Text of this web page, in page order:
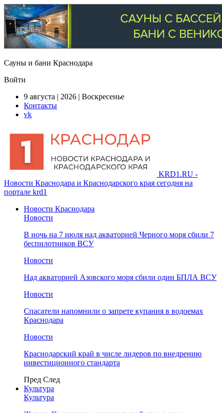
Сауны и бани Краснодара
Войти
9 августа | 2026 | Воскресенье
Контакты
vk
KRD1.RU -
Новости Краснодара и Краснодарского края сегодня на
портале krd1
Новости Краснодара
Новости
В ночь на 7 июля над акваторией Черного моря сбили 7
беспилотников ВСУ
Новости
Над акваторией Азовского моря сбили один БПЛА ВСУ
Новости
Спасатели напомнили о запрете купания в водоемах
Краснодара
Новости
Краснодарский край в числе лидеров по внедрению
инвестиционного стандарта
Пред След
Культура
Культура